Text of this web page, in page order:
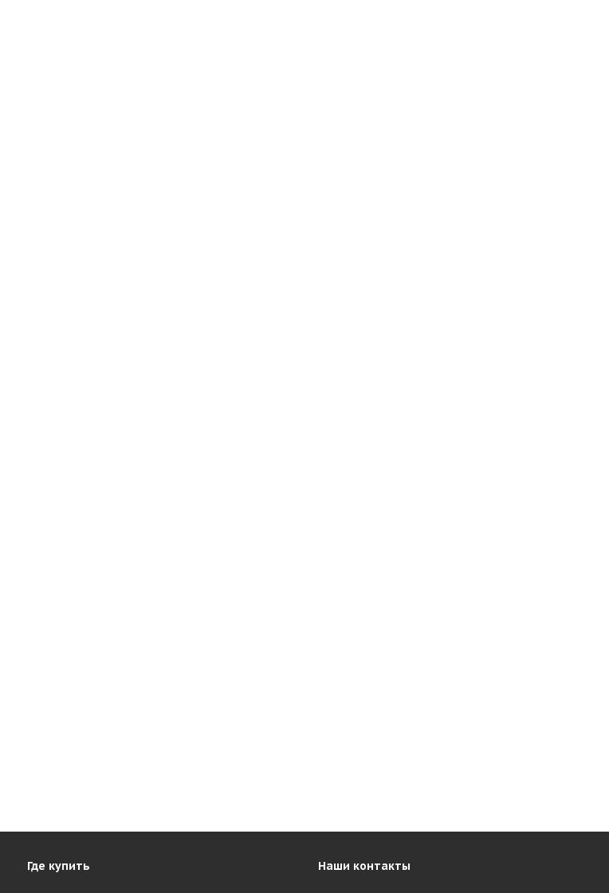
Где купить Наши контакты